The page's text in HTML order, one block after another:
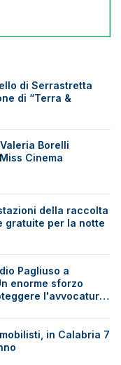
di Serrastretta
di “Terra &
Borelli
Cinema
della raccolta
gratuite per la notte
Pagliuso a
enorme sforzo
l'avvocatura
in Calabria 7